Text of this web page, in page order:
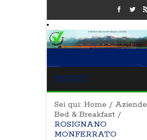
MENU
Sei qui: Home / Aziende
Bed & Breakfast /
ROSIGNANO
MONFERRATO